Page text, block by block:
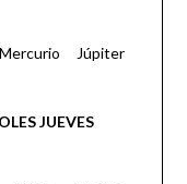
Júpiter
JUEVES